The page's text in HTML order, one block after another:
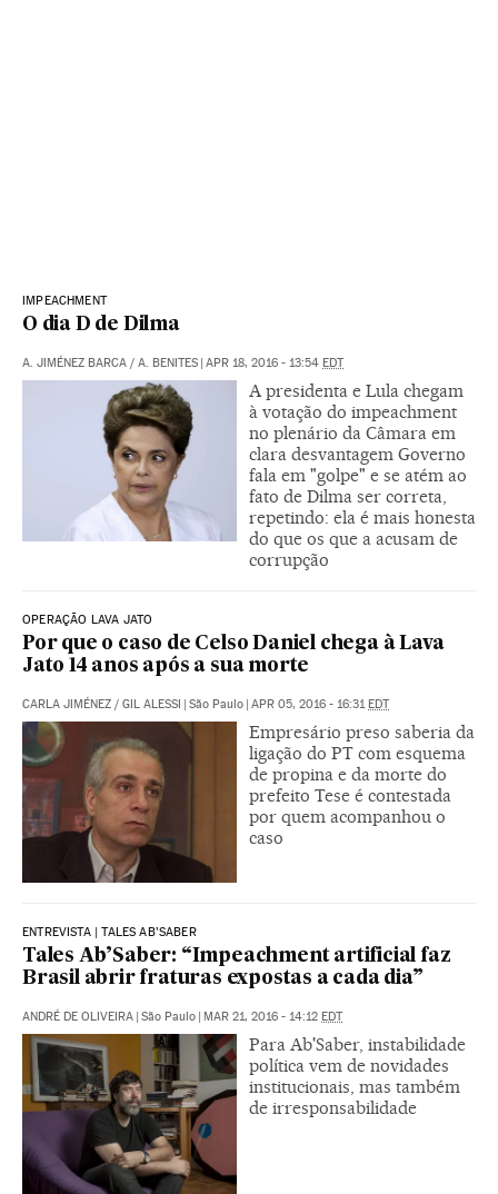
IMPEACHMENT
O dia D de Dilma
A. JIMÉNEZ BARCA / A. BENITES | APR 18, 2016 - 13:54 EDT
A presidenta e Lula chegam
à votação do impeachment
no plenário da Câmara em
clara desvantagem Governo
fala em "golpe" e se atém ao
fato de Dilma ser correta,
repetindo: ela é mais honesta
do que os que a acusam de
corrupção
OPERAÇÃO LAVA JATO
Por que o caso de Celso Daniel chega à Lava
Jato 14 anos após a sua morte
CARLA JIMÉNEZ / GIL ALESSI | São Paulo | APR 05, 2016 - 16:31EDT
Empresário preso saberia da
ligação do PT com esquema
de propina e da morte do
prefeito Tese é contestada
por quem acompanhou o
caso
ENTREVISTA | TALES AB’SABER
Tales Ab’Saber: “Impeachment artificial faz
Brasil abrir fraturas expostas a cada dia”
ANDRÉ DE OLIVEIRA | São Paulo | MAR 21, 2016 - 14:12 EDT
Para Ab'Saber, instabilidade
política vem de novidades
institucionais, mas também
de irresponsabilidade